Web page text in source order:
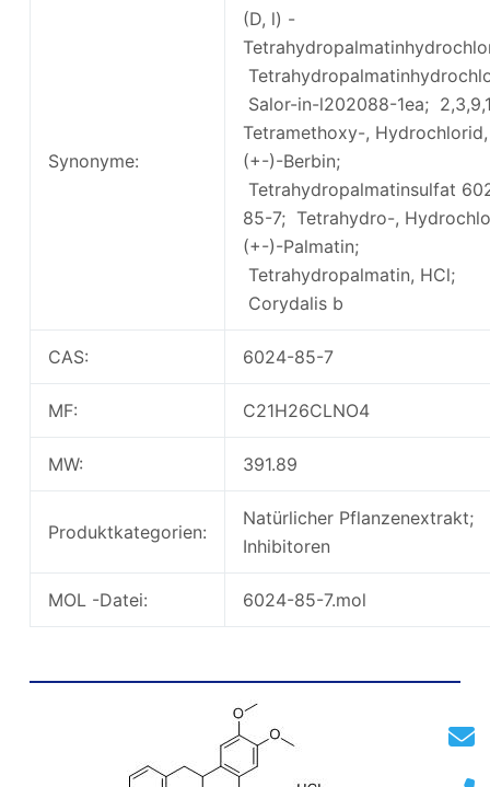
Synonyme:
(D, l) -
Salor-in-l202088-1ea;
Tetramethoxy-, Hydrochlorid,
(+-)-Berbin;
Tetrahydropalmatinsulfat
85-7; Tetrahydro-,
(+-)-Palmatin;
Tetrahydropalmatin, HCl;
Corydalis b
CAS: 6024-85-7
MF: C21H26CLNO4
MW: 391.89
Produktkategorien:
Natürlicher Pflanzenextrakt;
Inhibitoren
MOL -Datei: 6024-85-7.mol